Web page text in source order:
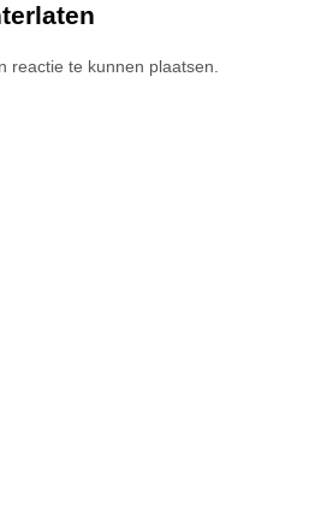
reactie te kunnen plaatsen.